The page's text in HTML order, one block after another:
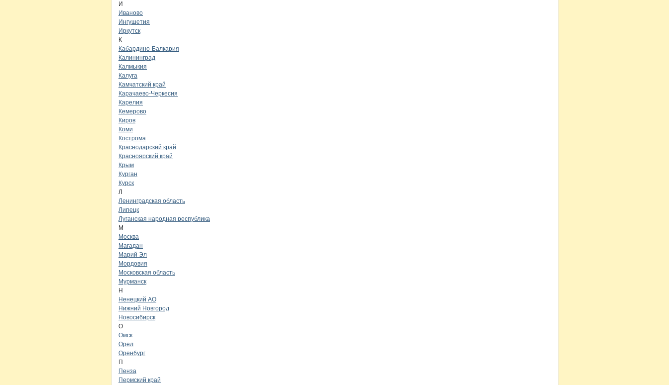
И
Иваново
Ингушетия
Иркутск
К
Кабардино-Балкария
Калининград
Калмыкия
Калуга
Камчатский край
Карачаево-Черкесия
Карелия
Кемерово
Киров
Коми
Кострома
Краснодарский край
Красноярский край
Крым
Курган
Курск
Л
Ленинградская область
Липецк
Луганская народная республика
М
Москва
Магадан
Марий Эл
Мордовия
Московская область
Мурманск
Н
Ненецкий АО
Нижний Новгород
Новосибирск
О
Омск
Орел
Оренбург
П
Пенза
Пермский край